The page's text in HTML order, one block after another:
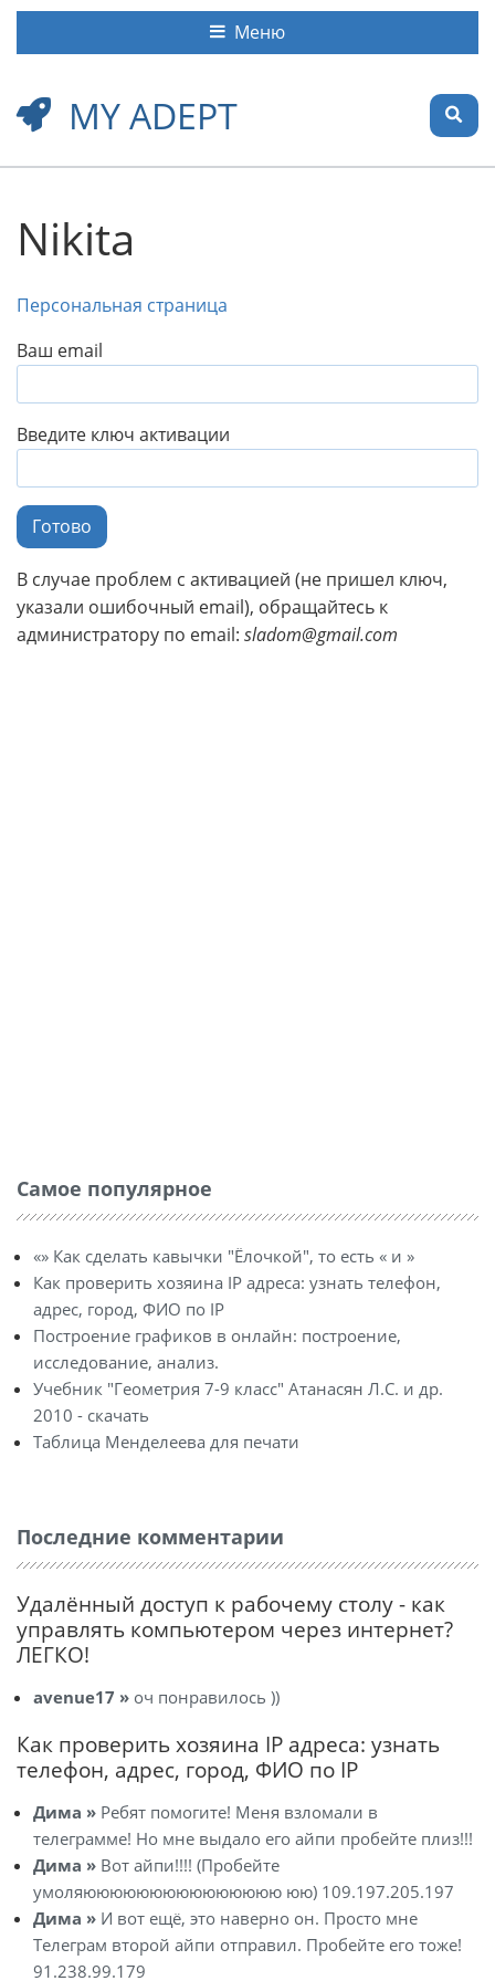
MY ADEPT
Меню
Nikita
Персональная страница
Ваш email
Введите ключ активации
Готово
В случае проблем с активацией (не пришел ключ,
указали ошибочный email), обращайтесь к
администратору по email: sladom@gmail.com
Самое популярное
«» Как сделать кавычки "Ёлочкой", то есть « и »
Как проверить хозяина IP адреса: узнать телефон,
адрес, город, ФИО по IP
Построение графиков в онлайн: построение,
исследование, анализ.
Учебник "Геометрия 7-9 класс" Атанасян Л.С. и др.
2010 - скачать
Таблица Менделеева для печати
Последние комментарии
Удалённый доступ к рабочему столу - как
управлять компьютером через интернет?
ЛЕГКО!
avenue17 » оч понравилось ))
Как проверить хозяина IP адреса: узнать
телефон, адрес, город, ФИО по IP
Дима » Ребят помогите! Меня взломали в
телеграмме! Но мне выдало его айпи пробейте плиз!!!
Дима » Вот айпи!!!! (Пробейте
умоляююююююююююююююю юю) 109.197.205.197
Дима » И вот ещё, это наверно он. Просто мне
Телеграм второй айпи отправил. Пробейте его тоже!
91.238.99.179